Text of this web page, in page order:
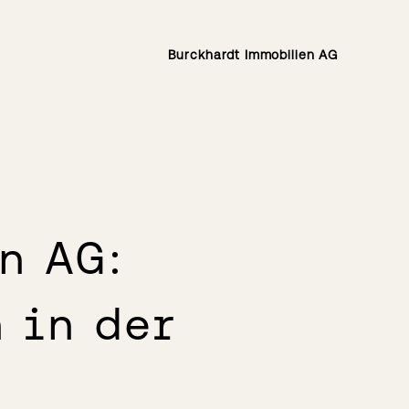
Burckhardt Immobilien AG
AG:
in der